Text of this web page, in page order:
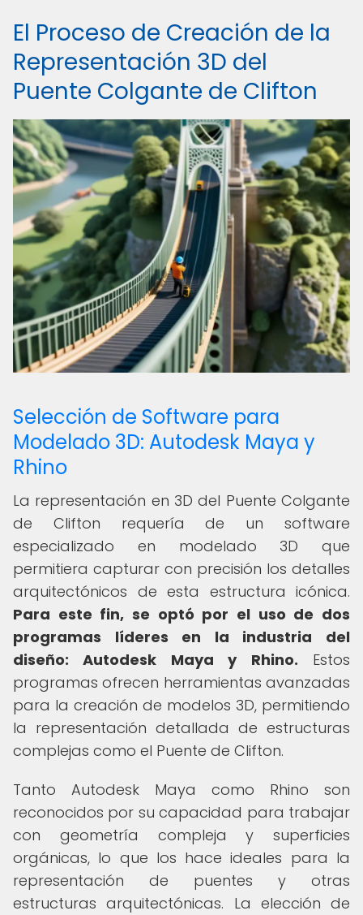
El Proceso de Creación de la
Representación 3D del
Puente Colgante de Clifton
Selección de Software para
Modelado 3D: Autodesk Maya y
Rhino
La representación en 3D del Puente Colgante
de Clifton requería de un software
especializado en modelado 3D que
permitiera capturar con precisión los detalles
arquitectónicos de esta estructura icónica.
Para este fin, se optó por el uso de dos
programas líderes en la industria del
diseño: Autodesk Maya y Rhino. Estos
programas ofrecen herramientas avanzadas
para la creación de modelos 3D, permitiendo
la representación detallada de estructuras
complejas como el Puente de Clifton.
Tanto Autodesk Maya como Rhino son
reconocidos por su capacidad para trabajar
con geometría compleja y superficies
orgánicas, lo que los hace ideales para la
representación de puentes y otras
estructuras arquitectónicas. La elección de